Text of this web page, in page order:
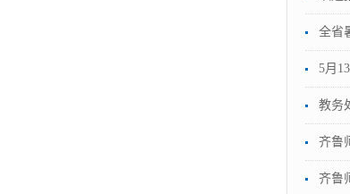
全省
5月
教务
齐鲁
齐鲁